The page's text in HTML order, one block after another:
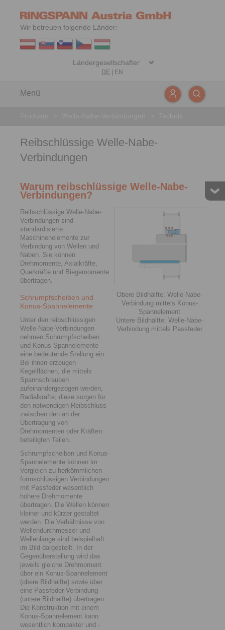
Wir betreuen folgende Länder:
DE EN
Menü
Reibschlüssige Welle-Nabe-
Verbindungen
Warum reibschlüssige Welle-Nabe-
Verbindungen?
Reibschlüssige Welle-Nabe-
Verbindungen sind
standardisierte
Maschinenelemente zur
Verbindung von Wellen und
Naben. Sie können
Drehmomente, Axialkräfte,
Querkräfte und Biegemomente
übertragen.
Schrumpfscheiben und
Konus-Spannelemente
Unter den reibschlüssigen
Welle-Nabe-Verbin­dungen
nehmen Schrumpfscheiben
und Konus-Spannelemente
eine bedeutende Stellung ein.
Bei ihnen erzeugen
Kegelflächen, die mittels
Spannschrauben
aufeinandergezogen werden,
Radialkräfte; diese sorgen für
den notwendigen Reibschluss
zwischen den an der
Übertragung von
Drehmomenten oder Kräften
beteiligten Teilen.
Schrumpfscheiben und Konus-
Spannelemente können im
Vergleich zu herkömmlichen
formschlüssigen Verbindungen
mit Passfeder wesentlich
höhere Drehmomente
übertragen. ­Die Wellen können
kleiner und kürzer gestaltet
werden. Die Verhältnisse von
Wellendurchmesser und
Wellenlänge sind beispielhaft
im Bild dargestellt. In der
Gegenüberstellung wird das
jeweils gleiche Drehmoment
über ein Konus-Spann­­element
(obere Bildhälfte) sowie über
eine Passfeder-Ver­bindung
(untere Bildhälfte) übertragen.
Die Konstruktion mit einem
Konus-Spannelement kann
wesentlich kompakter ­und ­
Obere Bildhälfte: Welle-Nabe-
Verbindung mittels Konus-
Spannelement
Untere Bildhälfte: Welle-Nabe-
Verbindung mittels Passfeder